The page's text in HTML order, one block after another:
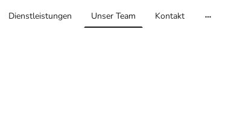
Dienstleistungen Unser Team Kontakt